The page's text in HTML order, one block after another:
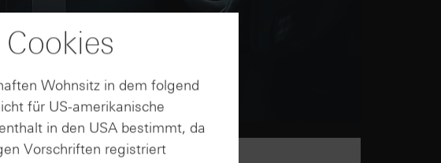
Wohnsitz in dem folgend
für US-amerikanische
in den USA bestimmt, da
Vorschriften registriert